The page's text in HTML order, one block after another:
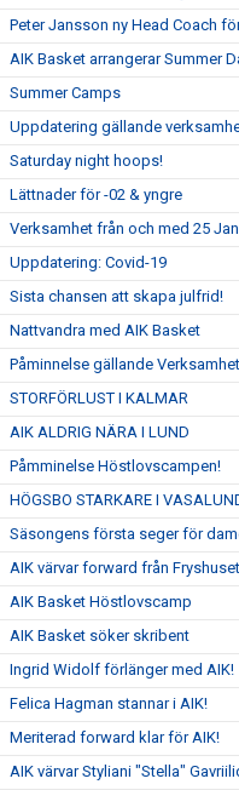
Peter Jansson ny Head Coach
AIK Basket arrangerar Summer
Summer Camps
Uppdatering gällande
Saturday night hoops!
Lättnader för -02 & yngre
Verksamhet från och med 25
Uppdatering: Covid-19
Sista chansen att skapa julfrid!
Nattvandra med AIK Basket
Påminnelse gällande
STORFÖRLUST I KALMAR
AIK ALDRIG NÄRA I LUND
Påmminelse Höstlovscampen!
HÖGSBO STARKARE I
Säsongens första seger för
AIK värvar forward från Fryshuset
AIK Basket Höstlovscamp
AIK Basket söker skribent
Ingrid Widolf förlänger med AIK!
Felica Hagman stannar i AIK!
Meriterad forward klar för AIK!
AIK värvar Styliani "Stella"